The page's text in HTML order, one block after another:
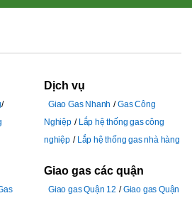
Dịch vụ
Giao Gas Nhanh
Gas Công
Nghiệp
Lắp hệ thống gas công
nghiệp
Lắp hệ thống gas nhà hàng
Giao gas các quận
Giao gas Quận 12
Giao gas Quận